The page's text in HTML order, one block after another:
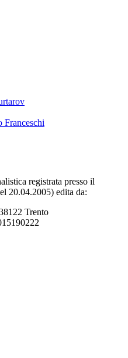
Franceschi
registrata presso il
20.04.2005) edita da:
Trento